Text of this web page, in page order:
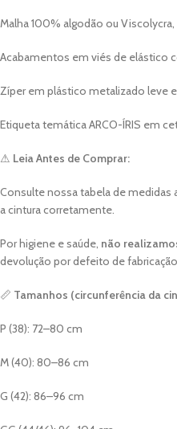
Malha 100% algodão ou
Acabamentos em viés de elástico
Zíper em plástico metalizado leve
Etiqueta temática ARCO-ÍRIS em
⚠ Leia Antes de Comprar:
Consulte nossa tabela de medidas
a cintura corretamente.
Por higiene e saúde, não
devolução por defeito de
📏 Tamanhos (circunferência da
P (38): 72–80 cm
M (40): 80–86 cm
G (42): 86–96 cm